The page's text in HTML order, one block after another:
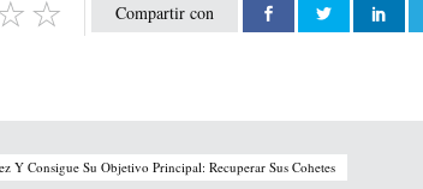
Compartir con
Y Consigue Su Objetivo Principal: Recuperar Sus Cohetes